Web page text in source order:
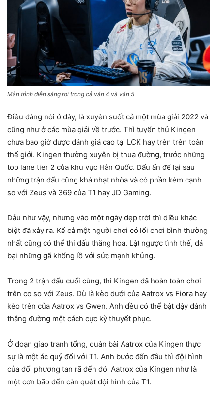
Màn trình diễn sáng rọi trong cả ván 4 và ván 5
Điều đáng nói ở đây, là xuyên suốt cả một mùa giải 2022 và
cũng như ở các mùa giải về trước. Thì tuyển thủ Kingen
chưa bao giờ được đánh giá cao tại LCK hay trên trên toàn
thế giới. Kingen thường xuyên bị thua đường, trước những
top lane tier 2 của khu vực Hàn Quốc. Dấu ấn để lại sau
những trận đấu cũng khá nhạt nhòa và có phần kém cạnh
so với Zeus và 369 của T1 hay JD Gaming.
Dẫu như vậy, nhưng vào một ngày đẹp trời thì điều khác
biệt đã xảy ra. Kể cả một người chơi có lối chơi bình thường
nhất cũng có thể thi đấu thăng hoa. Lật ngược tình thế, đả
bại những gã khổng lồ với sức mạnh khủng.
Trong 2 trận đấu cuối cùng, thì Kingen đã hoàn toàn chơi
trên cơ so với Zeus. Dù là kèo dưới của Aatrox vs Fiora hay
kèo trên của Aatrox vs Gwen. Anh đều có thể bật dậy đánh
thắng đường một cách cực kỳ thuyết phục.
Ở đoạn giao tranh tổng, quân bài Aatrox của Kingen thực
sự là một ác quỷ đối với T1. Anh bước đến đâu thì đội hình
của đối phương tan rã đến đó. Aatrox của Kingen như là
một cơn bão đến càn quét đội hình của T1.